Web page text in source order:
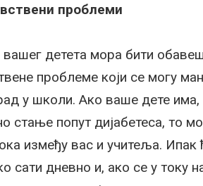
проблеми
детета мора бити
проблеме који се могу
у школи. Ако ваше дете има,
стање попут дијабетеса, то
између вас и учитеља.
сати дневно и, ако се у току